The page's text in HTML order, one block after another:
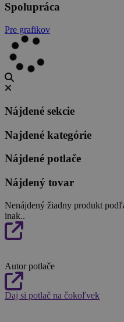
Spolupráca
Pre grafikov
Nájdené sekcie
Najdené kategórie
Nájdené potlače
Nájdený tovar
Nenájdený žiadny produkt
inak..
Autor potlače
Daj si potlač na čokoľvek